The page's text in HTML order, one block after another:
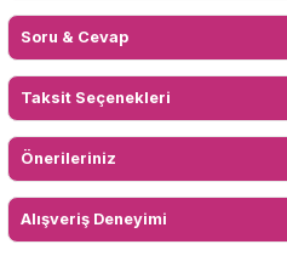
Soru & Cevap
Taksit Seçenekleri
Önerileriniz
Alışveriş Deneyimi